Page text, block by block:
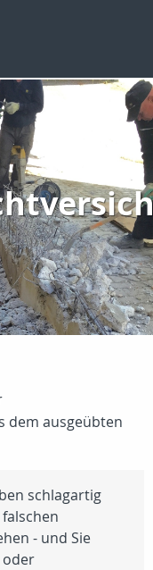
dem ausgeübten
schlagartig
- und Sie
oder